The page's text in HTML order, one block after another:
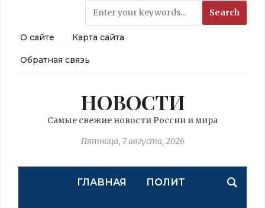
О сайте Карта сайта
Обратная связь
НОВОСТИ
Самые свежие новости России и мира
Пятница, 7 августа, 2026
ГЛАВНАЯ ПОЛИТ